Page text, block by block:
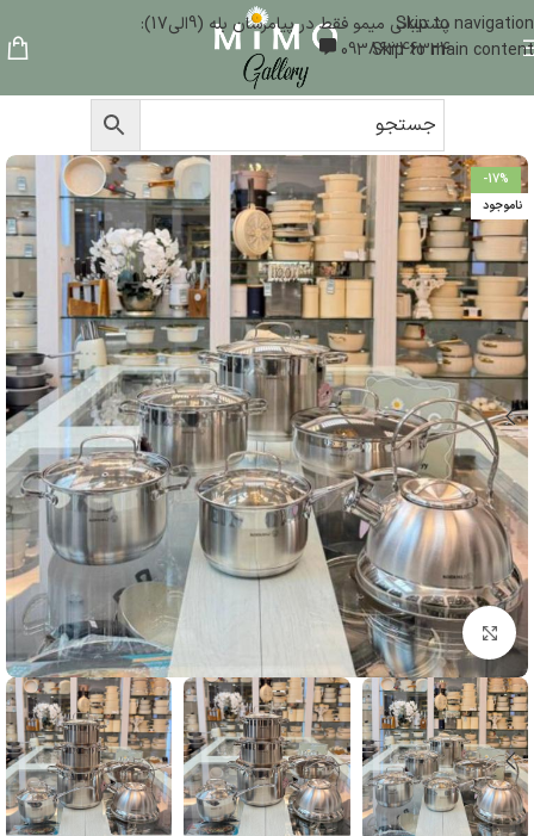
Skip to navigation
Skip to main content
پشتیبانی میمو فقط در پیامرسان بله (9الی17):
09386346324
-17%
ناموجود
بزرگنمایی تصویر